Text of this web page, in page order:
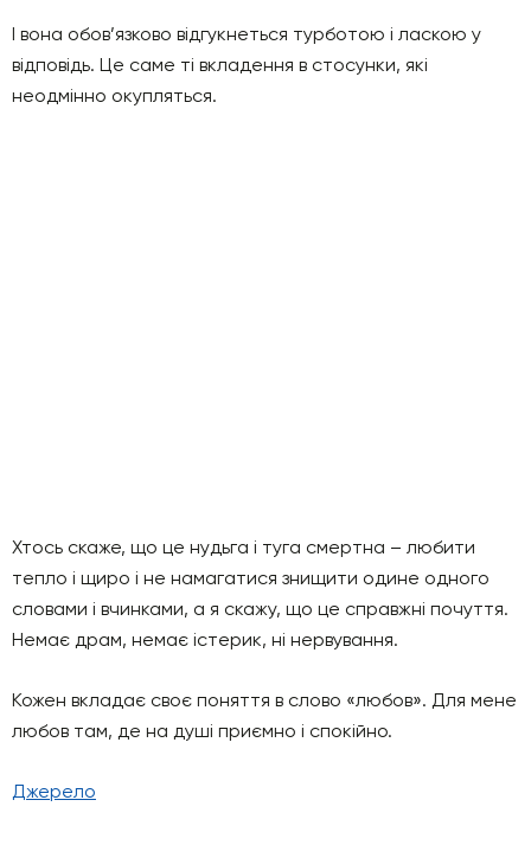
І вона обов’язково відгукнеться турботою і ласкою у
відповідь. Це саме ті вкладення в стосунки, які
неодмінно окупляться.
Хтось скаже, що це нудьга і туга смертна – любити
тепло і щиро і не намагатися знищити одине одного
словами і вчинками, а я скажу, що це справжні почуття.
Немає драм, немає істерик, ні нервування.
Кожен вкладає своє поняття в слово «любов». Для мене
любов там, де на душі приємно і спокійно.
Джерело